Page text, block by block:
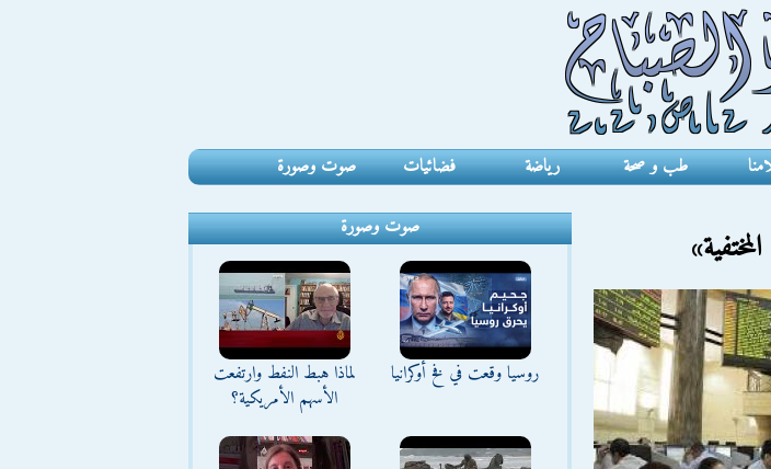
طب و صحة رياضة فضائيات صوت وصورة
صوت وصورة
روسيا وقعت في فخ أوكرانيا
لماذا هبط النفط وارتفعت
الأسهم الأمريكية؟